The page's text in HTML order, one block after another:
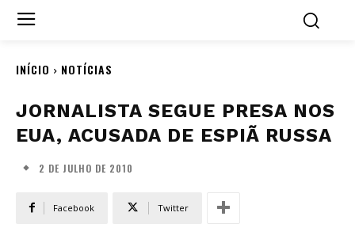
INÍCIO NOTÍCIAS
JORNALISTA SEGUE PRESA NOS
EUA, ACUSADA DE ESPIÃ RUSSA
2 DE JULHO DE 2010
Facebook Twitter